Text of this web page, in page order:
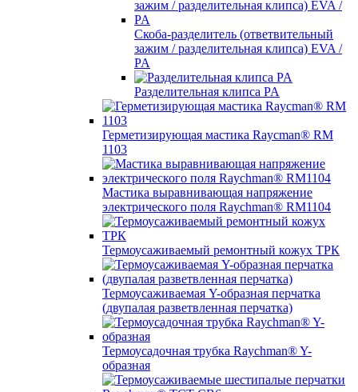
Скоба-разделитель (ответвительный
зажим / разделительная клипса) EVA /
PA
Разделительная клипса PA
Герметизирующая мастика Raycman® RM
1103
Мастика выравнивающая напряжение
электрического поля Raychman® RM1104
Термоусаживаемый ремонтный кожух ТРК
Термоусаживаемая Y-образная перчатка
(двупалая разветвленная перчатка)
Термоусадочная трубка Raychman® Y-
образная